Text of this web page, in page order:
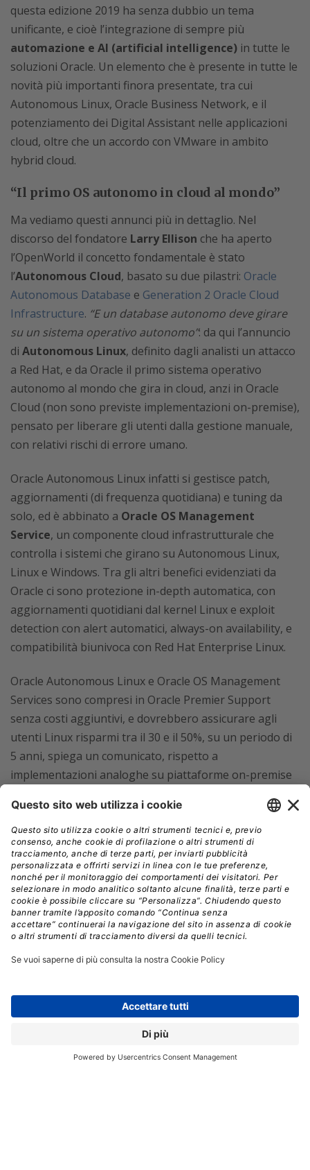
questa edizione 2019 ha senza dubbio un tema
unificante, e cioè l’integrazione di sempre più
automazione e AI (artificial intelligence) in tutte le
soluzioni Oracle. Un elemento che è presente in tutte le
novità più importanti finora presentate, tra cui
Autonomous Linux, Oracle Business Network, e il
potenziamento dei Digital Assistant nelle applicazioni
cloud, oltre che un accordo con VMware in ambito
hybrid cloud.
“Il primo OS autonomo in cloud al mondo”
Ma vediamo questi annunci più in dettaglio. Nel
discorso del fondatore Larry Ellison che ha aperto
l’OpenWorld il concetto fondamentale è stato
l’Autonomous Cloud, basato su due pilastri: Oracle
Autonomous Database e Generation 2 Oracle Cloud
Infrastructure. “E un database autonomo deve girare
su un sistema operativo autonomo”: da qui l’annuncio
di Autonomous Linux, definito dagli analisti un attacco
a Red Hat, e da Oracle il primo sistema operativo
autonomo al mondo che gira in cloud, anzi in Oracle
Cloud (non sono previste implementazioni on-premise),
pensato per liberare gli utenti dalla gestione manuale,
con relativi rischi di errore umano.
Oracle Autonomous Linux infatti si gestisce patch,
aggiornamenti (di frequenza quotidiana) e tuning da
solo, ed è abbinato a Oracle OS Management
Service, un componente cloud infrastrutturale che
controlla i sistemi che girano su Autonomous Linux,
Linux e Windows. Tra gli altri benefici evidenziati da
Oracle ci sono protezione in-depth automatica, con
aggiornamenti quotidiani dal kernel Linux e exploit
detection con alert automatici, always-on availability, e
compatibilità biunivoca con Red Hat Enterprise Linux.
Oracle Autonomous Linux e Oracle OS Management
Services sono compresi in Oracle Premier Support
senza costi aggiuntivi, e dovrebbero assicurare agli
utenti Linux risparmi tra il 30 e il 50%, su un periodo di
5 anni, spiega un comunicato, rispetto a
implementazioni analoghe su piattaforme on-premise
Una directory B2B per gli utenti Oracle
Quanto aOracle Business Network, si tratta di una
nuova funzionalità di Oracle Supply Chain Management
(SCM) Cloud, ed è interessante perché gli analisti
l’hanno paragonata a SAP Ariba. Si tratta in pratica di
una piattaforma B2B di aziende utenti Oracle che
registrati nella directory della piattaforma, e lo scambio
direttamente dall’interno delle Oracle Cloud
Applications.
In Oracle Business Network sarà integratoDataFox